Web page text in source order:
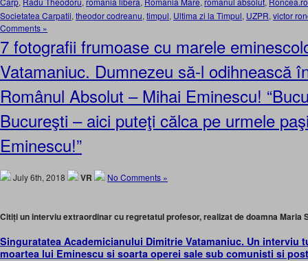
Societatea Carpatii, theodor codreanu, timpul, Ultima zi la Timpul, UZPR, victor
Comments »
7 fotografii frumoase cu marele
Vatamaniuc. Dumnezeu să-l odihnească
Românul Absolut – Mihai Eminescu!
Bucureşti – aici puteţi călca pe urmele
Eminescu!”
July 6th, 2018 VR No Comments »
Citiți un interviu extraordinar cu regretatul profesor, realizat de doamna Maria
Singuratatea Academicianului Dimitrie Vatamaniuc. Un interviu
moartea lui Eminescu si soarta operei sale sub comunisti si